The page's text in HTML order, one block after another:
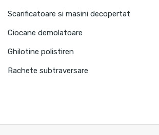
Scarificatoare si masini decopertat
Ciocane demolatoare
Ghilotine polistiren
Rachete subtraversare